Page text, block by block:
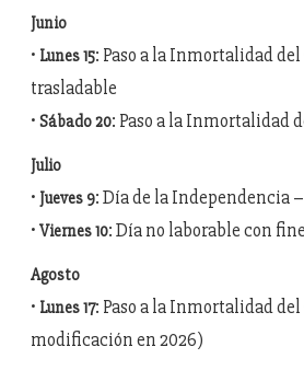
Junio
• Lunes 15: Paso a la Inmortalidad
trasladable
• Sábado 20: Paso a la Inmortalidad
Julio
• Jueves 9: Día de la Independencia
• Viernes 10: Día no laborable con
Agosto
• Lunes 17: Paso a la Inmortalidad
modificación en 2026)